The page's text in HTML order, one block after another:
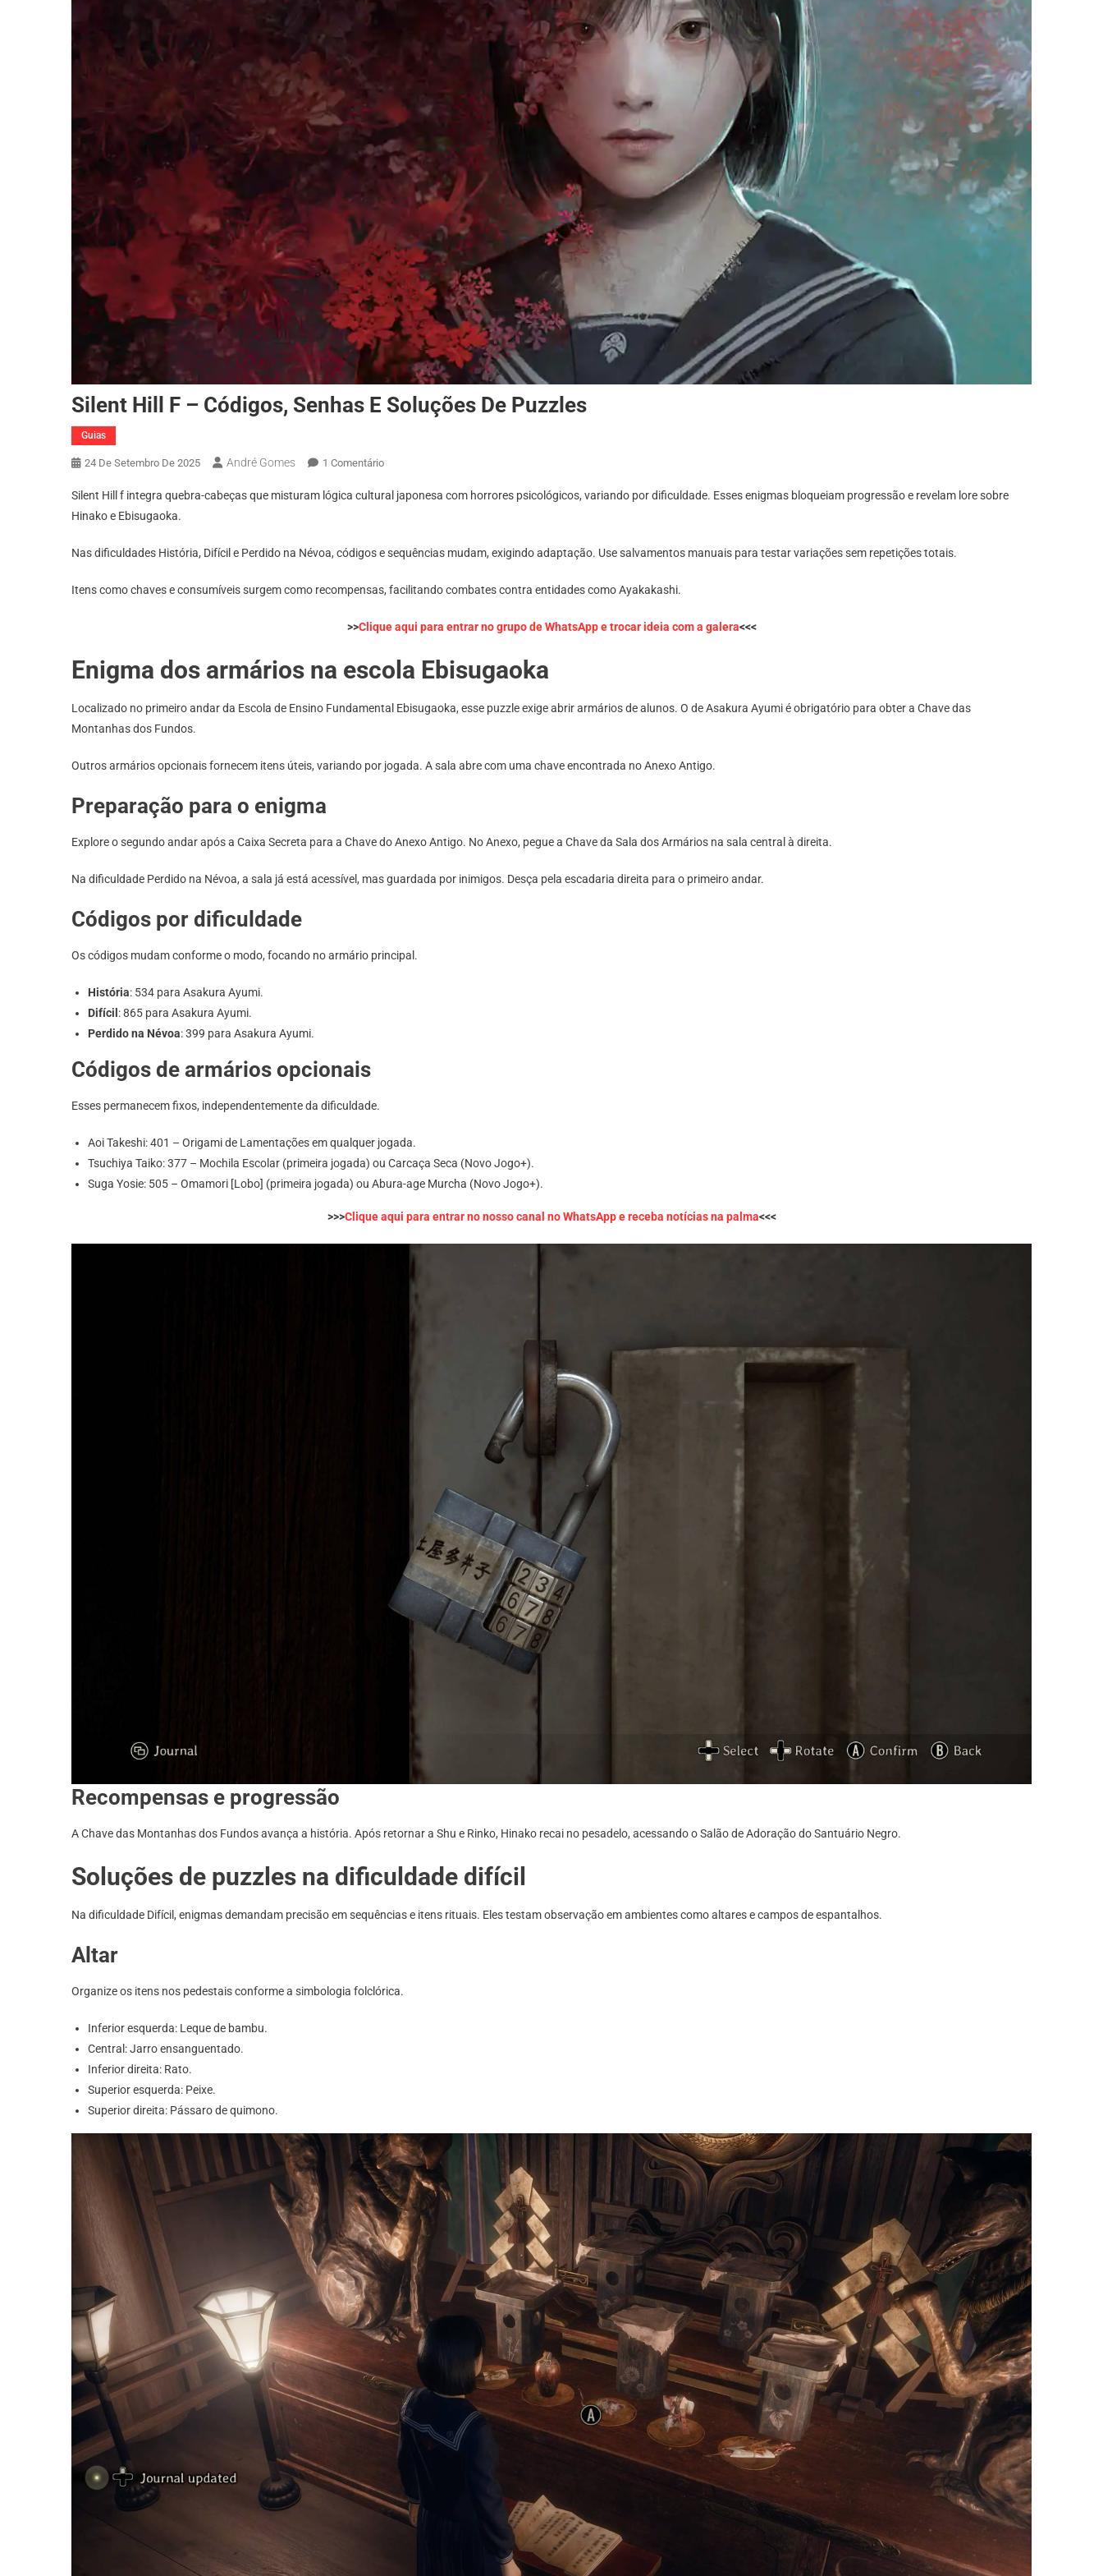
Silent Hill F – Códigos, Senhas E Soluções De Puzzles
Guias
24 De Setembro De 2025 André Gomes 1 ComentárioEm
Hill
Códigos,
E
De
Silent Hill f integra quebra-cabeças que misturam lógica cultural japonesa com horrores psicológicos, variando por dificuldade. Esses enigmas bloqueiam progressão e revelam lore sobre
Hinako e Ebisugaoka.
Nas dificuldades História, Difícil e Perdido na Névoa, códigos e sequências mudam, exigindo adaptação. Use salvamentos manuais para testar variações sem repetições totais.
Itens como chaves e consumíveis surgem como recompensas, facilitando combates contra entidades como Ayakakashi.
>>Clique aqui para entrar no grupo de WhatsApp e trocar ideia com a galera<<<
Enigma dos armários na escola Ebisugaoka
Localizado no primeiro andar da Escola de Ensino Fundamental Ebisugaoka, esse puzzle exige abrir armários de alunos. O de Asakura Ayumi é obrigatório para obter a Chave das
Montanhas dos Fundos.
Outros armários opcionais fornecem itens úteis, variando por jogada. A sala abre com uma chave encontrada no Anexo Antigo.
Preparação para o enigma
Explore o segundo andar após a Caixa Secreta para a Chave do Anexo Antigo. No Anexo, pegue a Chave da Sala dos Armários na sala central à direita.
Na dificuldade Perdido na Névoa, a sala já está acessível, mas guardada por inimigos. Desça pela escadaria direita para o primeiro andar.
Códigos por dificuldade
Os códigos mudam conforme o modo, focando no armário principal.
História: 534 para Asakura Ayumi.
Difícil : 865 para Asakura Ayumi.
Perdido na Névoa: 399 para Asakura Ayumi.
Códigos de armários opcionais
Esses permanecem fixos, independentemente da dificuldade.
Aoi Takeshi: 401 – Origami de Lamentações em qualquer jogada.
Tsuchiya Taiko: 377 – Mochila Escolar (primeira jogada) ou Carcaça Seca (Novo Jogo+).
Suga Yosie: 505 – Omamori [Lobo] (primeira jogada) ou Abura-age Murcha (Novo Jogo+).
>>>Clique aqui para entrar no nosso canal no WhatsApp e receba notícias na palma<<<
Recompensas e progressão
A Chave das Montanhas dos Fundos avança a história. Após retornar a Shu e Rinko, Hinako recai no pesadelo, acessando o Salão de Adoração do Santuário Negro.
Soluções de puzzles na dificuldade difícil
Na dificuldade Difícil, enigmas demandam precisão em sequências e itens rituais. Eles testam observação em ambientes como altares e campos de espantalhos.
Altar
Organize os itens nos pedestais conforme a simbologia folclórica.
Inferior esquerda: Leque de bambu.
Central: Jarro ensanguentado.
Inferior direita: Rato.
Superior esquerda: Peixe.
Superior direita: Pássaro de quimono.